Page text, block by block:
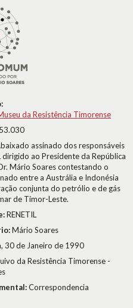
da Resistência Timorense
assinado dos responsáveis
dirigido ao Presidente da República
Mário Soares contestando o
entre a Austrália e Indonésia
conjunta do petrólio e de gás
de Timor-Leste.
RENETIL
Mário Soares
30 de Janeiro de 1990
da Resistência Timorense -
Correspondencia